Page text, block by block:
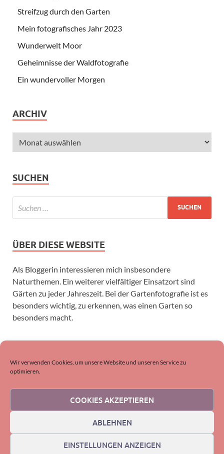
Wir verwenden Cookies, um unsere Website und unseren Service zu
optimieren.
COOKIES AKZEPTIEREN
ABLEHNEN
EINSTELLUNGEN ANZEIGEN
Streifzug durch den Garten
Mein fotografisches Jahr 2023
Wunderwelt Moor
Geheimnisse der Waldfotografie
Ein wundervoller Morgen
ARCHIV
SUCHEN
ÜBER DIESE WEBSITE
Als Bloggerin interessieren mich insbesondere
Naturthemen. Ein weiterer vielfältiger Einsatzort sind
Gärten zu jeder Jahreszeit. Bei der Gartenfotografie ist es
besonders wichtig, zu erkennen, was einen Garten so
besonders macht.